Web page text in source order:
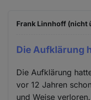
Frank Linnhoff (nicht
Die Aufklärung
Die Aufklärung
vor 12 Jahren
und Weise